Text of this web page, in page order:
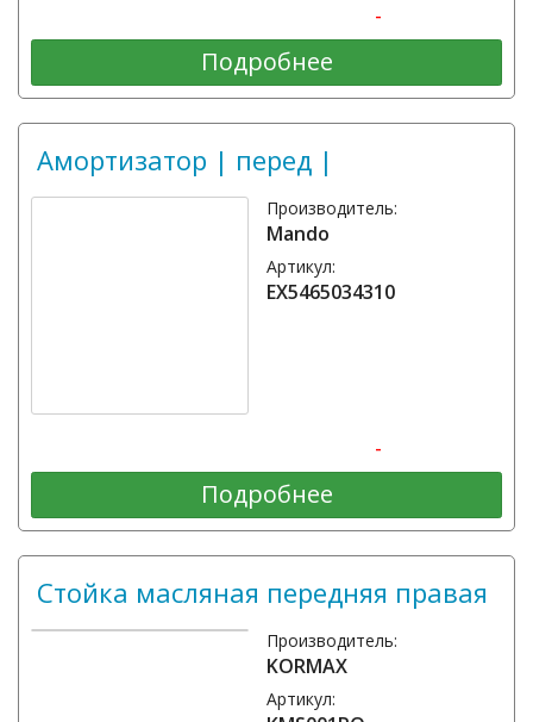
-
Подробнее
Амортизатор | перед |
Производитель:
Mando
Артикул:
EX5465034310
-
Подробнее
Стойка масляная передняя правая
Производитель:
KORMAX
Артикул: